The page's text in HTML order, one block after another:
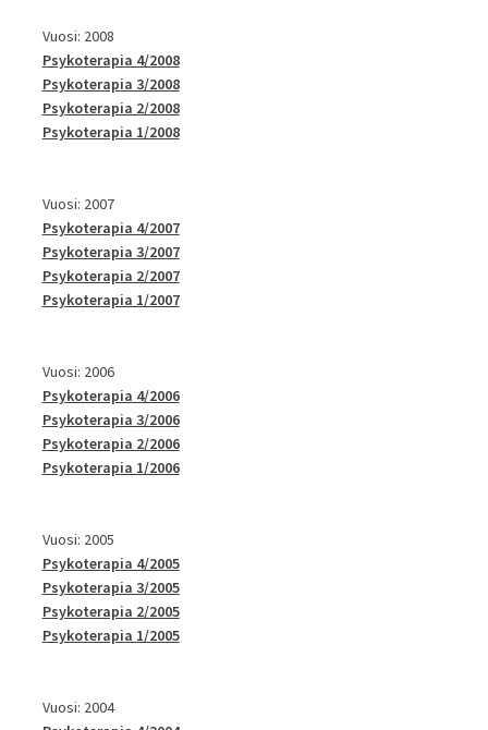
Vuosi: 2008
Psykoterapia 4/2008
Psykoterapia 3/2008
Psykoterapia 2/2008
Psykoterapia 1/2008
Vuosi: 2007
Psykoterapia 4/2007
Psykoterapia 3/2007
Psykoterapia 2/2007
Psykoterapia 1/2007
Vuosi: 2006
Psykoterapia 4/2006
Psykoterapia 3/2006
Psykoterapia 2/2006
Psykoterapia 1/2006
Vuosi: 2005
Psykoterapia 4/2005
Psykoterapia 3/2005
Psykoterapia 2/2005
Psykoterapia 1/2005
Vuosi: 2004